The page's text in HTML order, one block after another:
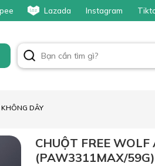
Lazada Instagram
KHÔNG DÂY
CHUỘT FREE
(PAW3311MAX/59G)